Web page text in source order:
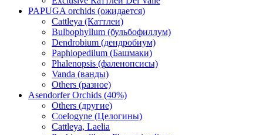
PAPUGA orchids (ожидается)
Cattleya (Каттлеи)
Bulbophyllum (бульбофиллум)
Dendrobium (дендробиум)
Paphiopedilum (Башмаки)
Phalenopsis (фаленопсисы)
Vanda (ванды)
Others (разное)
Asendorfer Orchids (40%)
Others (другие)
Coelogyne (Целогины)
Cattleya, Laelia